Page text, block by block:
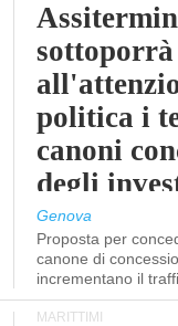
sottoporrà
politica i
canoni
degli
Genova
Proposta per
canone di
incrementano il
MARITTIMI